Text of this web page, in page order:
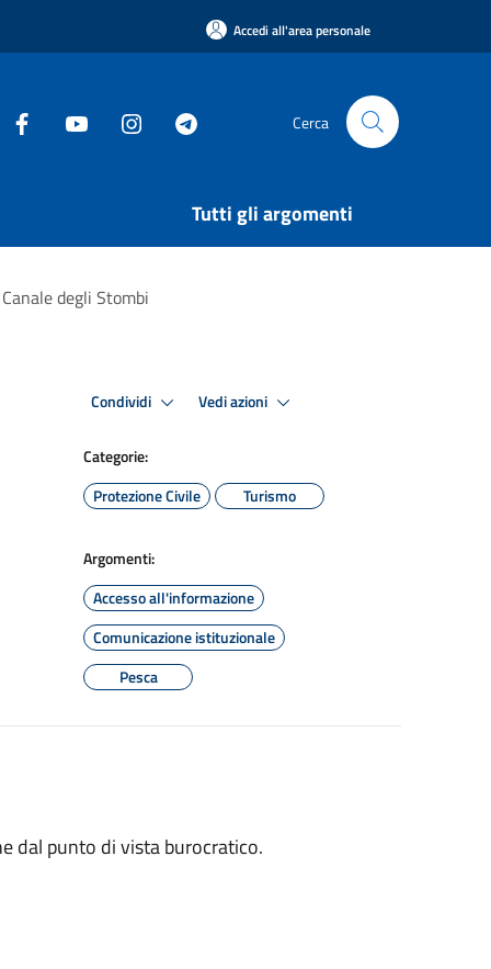
Accedi all'area personale
Cerca
Tutti gli argomenti
degli Stombi
Condividi Vedi azioni
Categorie:
Protezione Civile
Turismo
Argomenti:
Accesso all'informazione
Comunicazione istituzionale
Pesca
dal punto di vista burocratico.